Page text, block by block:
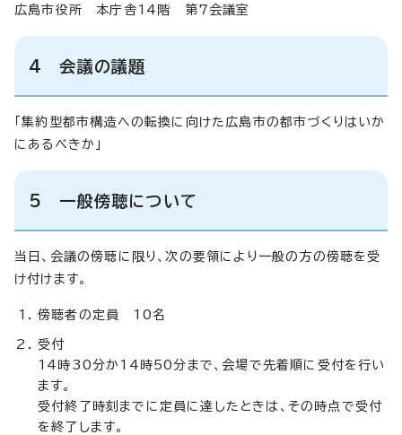
広島市役所 本庁舎14階 第7会議室
4 会議の議題
「集約型都市構造への転換に向けた広島市の都市づくりはいか
にあるべきか」
5 一般傍聴について
当日、会議の傍聴に限り、次の要領により一般の方の傍聴を受
け付けます。
傍聴者の定員 10名
受付
14時30分か14時50分まで、会場で先着順に受付を行い
ます。
受付終了時刻までに定員に達したときは、その時点で受付
を終了します。